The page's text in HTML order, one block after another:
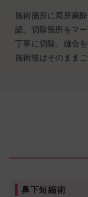
施術箇所に局所麻
認。切除箇所をマ
丁寧に切除、縫合
施術後はそのまま
鼻下短縮術